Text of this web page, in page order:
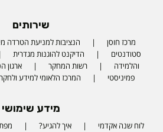
שירותים
מרכז חוסן הנציבות למניעת הטרדה
סטודנטים
הדיקנט להוגנות מגדרית
והלמידה
רשות המחקר ארגון
פמיניסטי
המרכז הלאומי למידע
מידע שימושי
לוח שנה אקדמי איך להגיע?